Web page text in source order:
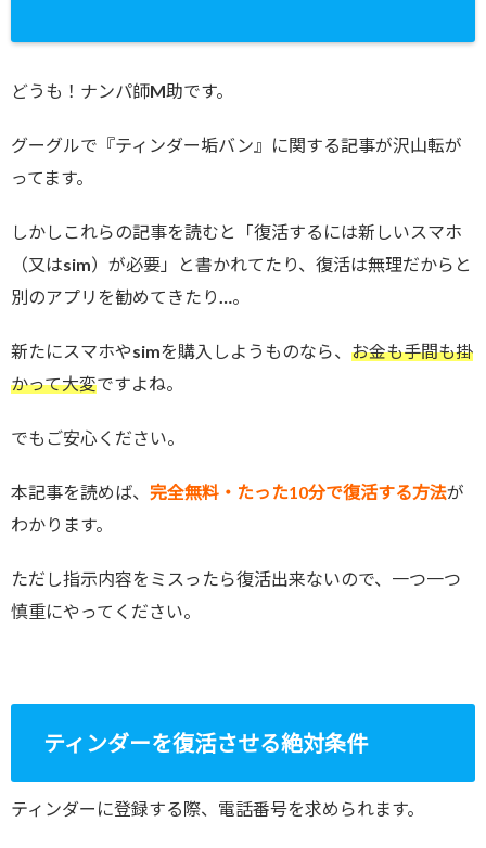
どうも！ナンパ師M助です。
グーグルで『ティンダー垢バン』に関する記事が沢山転が
ってます。
しかしこれらの記事を読むと「復活するには新しいスマホ
（又はsim）が必要」と書かれてたり、復活は無理だからと
別のアプリを勧めてきたり…。
新たにスマホやsimを購入しようものなら、 お金も手間も掛
かって大変ですよね。
でもご安心ください。
本記事を読めば、 完全無料・たった10分で復活する方法が
わかります。
ただし指示内容をミスったら復活出来ないので、一つ一つ
慎重にやってください。
ティンダーを復活させる絶対条件
ティンダーに登録する際、電話番号を求められます。